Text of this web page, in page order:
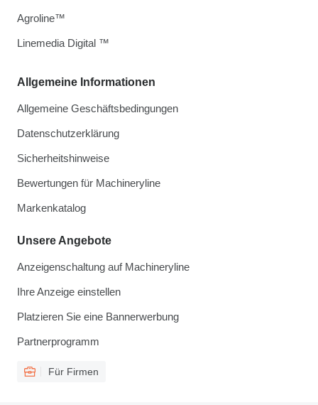
Allgemeine Informationen
Allgemeine Geschäftsbedingungen
Datenschutzerklärung
Sicherheitshinweise
Bewertungen für Machineryline
Markenkatalog
Unsere Angebote
Anzeigenschaltung auf Machineryline
Ihre Anzeige einstellen
Platzieren Sie eine Bannerwerbung
Partnerprogramm
Für Firmen
Agroline™
Linemedia Digital ™